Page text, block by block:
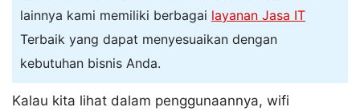
lainnya kami memiliki berbagai layanan Jasa IT
Terbaik yang dapat menyesuaikan dengan
kebutuhan bisnis Anda.
Kalau kita lihat dalam penggunaannya, wifi